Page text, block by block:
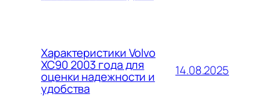
Характеристики Volvo
XC90 2003 года для
оценки надежности и
удобства
14.08.2025